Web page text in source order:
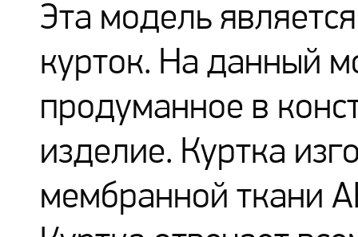
Эта модель
курток. На данный
продуманное в
изделие. Куртка
мембранной ткани